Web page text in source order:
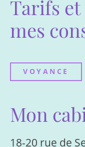
Tarifs et
mes
VOYANCE
Mon
18-20 rue de